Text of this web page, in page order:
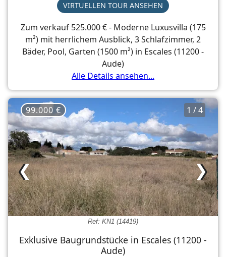
VIRTUELLEN TOUR ANSEHEN
Zum verkauf 525.000 € - Moderne Luxusvilla (175
m²) mit herrlichem Ausblick, 3 Schlafzimmer, 2
Bäder, Pool, Garten (1500 m²) in Escales (11200 -
Aude)
Alle Details ansehen...
Ref: KN1 (14419)
1 / 4
❯
❮
99.000 €
Exklusive Baugrundstücke in Escales (11200 -
Aude)